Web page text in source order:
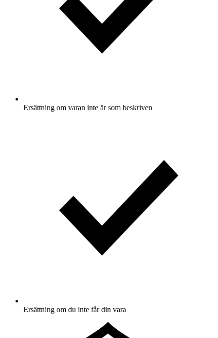
Ersättning om varan inte är som beskriven
Ersättning om du inte får din vara